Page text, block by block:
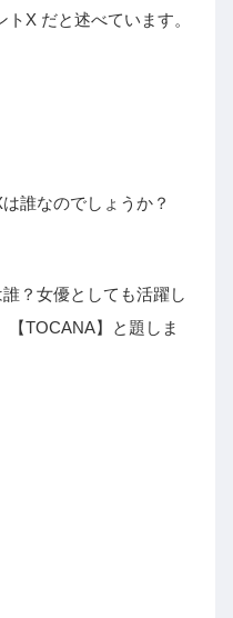
X だと述べています。
誰なのでしょうか？
？女優としても活躍し
【TOCANA】と題しま